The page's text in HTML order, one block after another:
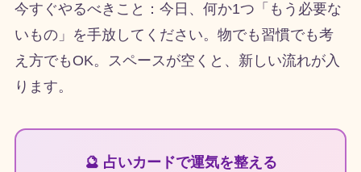
今すぐやるべきこと：今日、何か1つ「もう必要な
いもの」を手放してください。物でも習慣でも考
え方でもOK。スペースが空くと、新しい流れが入
ります。
🔮 占いカードで運気を整える